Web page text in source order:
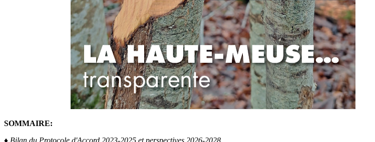
SOMMAIRE:
♦ Bilan du Protocole d'Accord 2023-2025 et perspectives 2026-2028